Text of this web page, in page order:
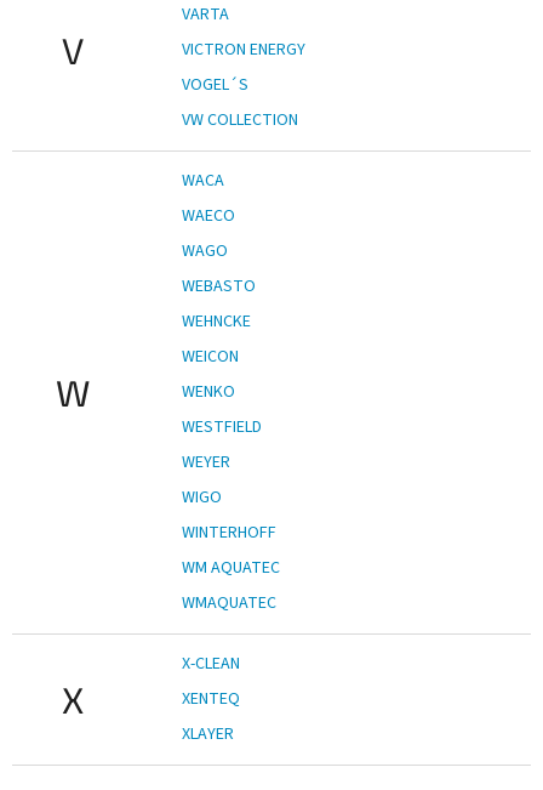
V
VARTA
VICTRON ENERGY
VOGEL´S
VW COLLECTION
W
WACA
WAECO
WAGO
WEBASTO
WEHNCKE
WEICON
WENKO
WESTFIELD
WEYER
WIGO
WINTERHOFF
WM AQUATEC
WMAQUATEC
X
X-CLEAN
XENTEQ
XLAYER